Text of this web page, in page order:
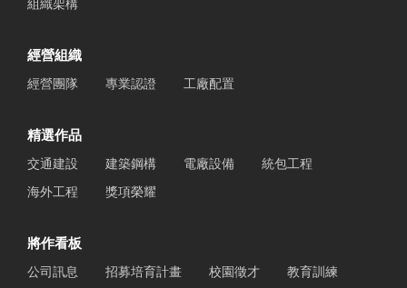
經營組織
經營團隊 專業認證 工廠配置
精選作品
交通建設 建築鋼構 電廠設備
統包工程
海外工程
獎項榮耀
將作看板
公司訊息 招募培育計畫 校園徵才 教育訓練